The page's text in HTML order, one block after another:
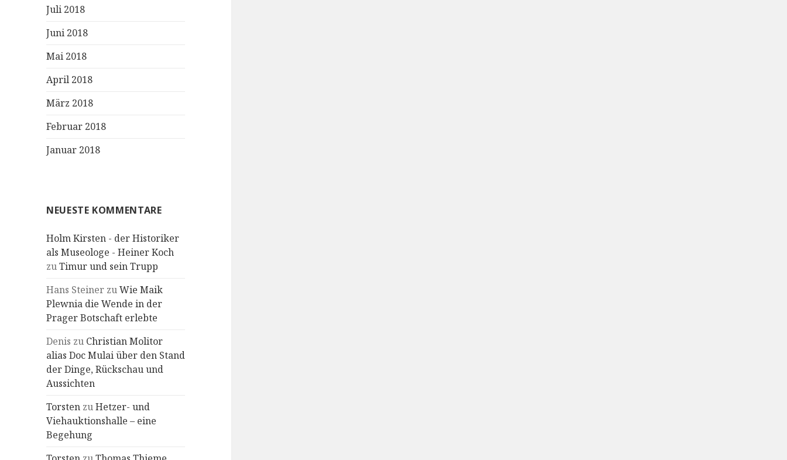
Juli 2018
Juni 2018
Mai 2018
April 2018
März 2018
Februar 2018
Januar 2018
NEUESTE KOMMENTARE
Holm Kirsten - der Historiker
als Museologe - Heiner Koch
zuTimur und sein Trupp
Hans Steiner zuWie Maik
Plewnia die Wende in der
Prager Botschaft erlebte
Denis zu Christian Molitor
alias Doc Mulai über den Stand
der Dinge, Rückschau und
Aussichten
Torsten zuHetzer- und
Viehauktionshalle – eine
Begehung